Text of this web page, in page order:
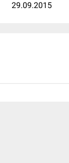
29.09.2015